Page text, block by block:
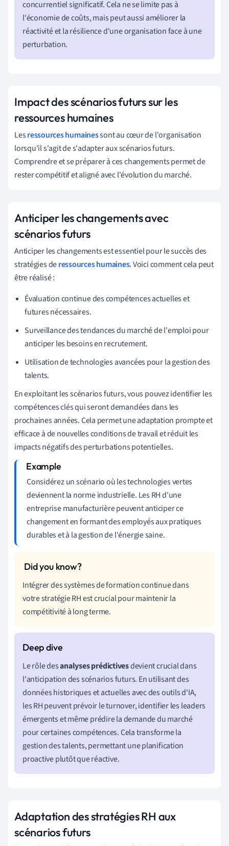
concurrentiel significatif. Cela ne se limite pas à
l'économie de coûts, mais peut aussi améliorer la
réactivité et la résilience d'une organisation face à une
perturbation.
Impact des scénarios futurs sur les
ressources humaines
Lesressources humainessont au cœur de l'organisation
lorsqu'il s'agit de s'adapter aux scénarios futurs.
Comprendre et se préparer à ces changements permet de
rester compétitif et aligné avec l'évolution du marché.
Anticiper les changements avec
scénarios futurs
Anticiper les changements est essentiel pour le succès des
stratégies deressources humaines. Voici comment cela peut
être réalisé :
Évaluation continue des compétences actuelles et
futures nécessaires.
Surveillance des tendances du marché de l'emploi pour
anticiper les besoins en recrutement.
Utilisation de technologies avancées pour la gestion des
talents.
En exploitant les scénarios futurs, vous pouvez identifier les
compétences clés qui seront demandées dans les
prochaines années. Cela permet une adaptation prompte et
efficace à de nouvelles conditions de travail et réduit les
impacts négatifs des perturbations potentielles.
Considérez un scénario où les technologies vertes
deviennent la norme industrielle. Les RH d'une
entreprise manufacturière peuvent anticiper ce
changement en formant des employés aux pratiques
durables et à la gestion de l'énergie saine.
Intégrer des systèmes de formation continue dans
votre stratégie RH est crucial pour maintenir la
compétitivité à long terme.
Le rôle desanalyses prédictivesdevient crucial dans
l'anticipation des scénarios futurs. En utilisant des
données historiques et actuelles avec des outils d'IA,
les RH peuvent prévoir le turnover, identifier les leaders
émergents et même prédire la demande du marché
pour certaines compétences. Cela transforme la
gestion des talents, permettant une planification
proactive plutôt que réactive.
Adaptation des stratégies RH aux
scénarios futurs